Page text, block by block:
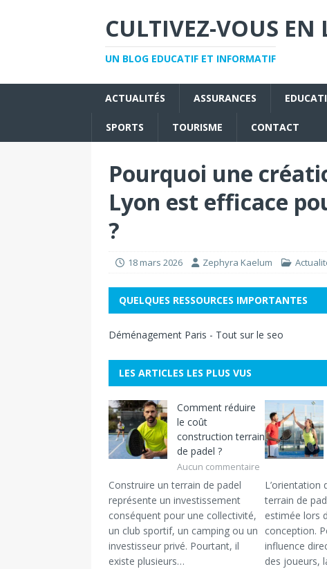
CULTIVEZ-VOUS EN
UN BLOG EDUCATIF ET INFORMATIF
ACTUALITÉS ASSURANCES
SPORTS TOURISME CONTACT
Pourquoi une
Lyon est efficace
?
18 mars 2026 Zephyra Kaelum
QUELQUES RESSOURCES IMPORTANTES
Déménagement Paris - Tout sur le seo
LES ARTICLES LES PLUS VUS
Comment réduire
le coût
construction terrain
de padel ?
Aucun commentaire
Construire un terrain de padel
représente un investissement
conséquent pour une collectivité,
un club sportif, un camping ou un
investisseur privé. Pourtant, il
existe plusieurs…
L’orientation
terrain de
estimée lors
conception.
influence
des joueurs,